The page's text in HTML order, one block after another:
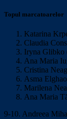
Topul marcatoarelor
Katarina
Claudia
Iryna Glibko
Ana Maria
Cristina
Asma
Marilena
Ana Maria
9-10. Andreea